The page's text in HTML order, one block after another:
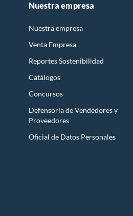
Nuestra empresa
Nuestra empresa
Venta Empresa
Reportes Sostenibilidad
Catálogos
Concursos
Defensoría de Vendedores y
Proveedores
Oficial de Datos Personales